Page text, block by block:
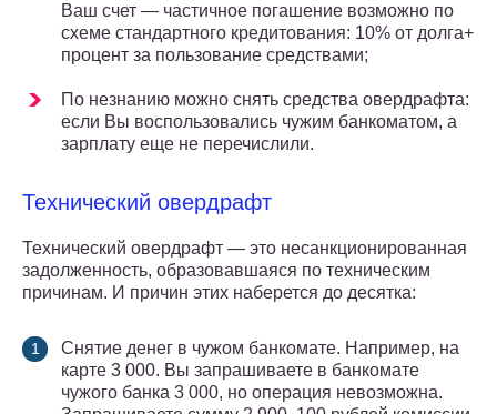
Ваш счет — частичное погашение возможно по
схеме стандартного кредитования: 10% от долга+
процент за пользование средствами;
По незнанию можно снять средства овердрафта:
если Вы воспользовались чужим банкоматом, а
зарплату еще не перечислили.
Технический овердрафт
Технический овердрафт — это несанкционированная
задолженность, образовавшаяся по техническим
причинам. И причин этих наберется до десятка:
Снятие денег в чужом банкомате. Например, на
карте 3 000. Вы запрашиваете в банкомате
чужого банка 3 000, но операция невозможна.